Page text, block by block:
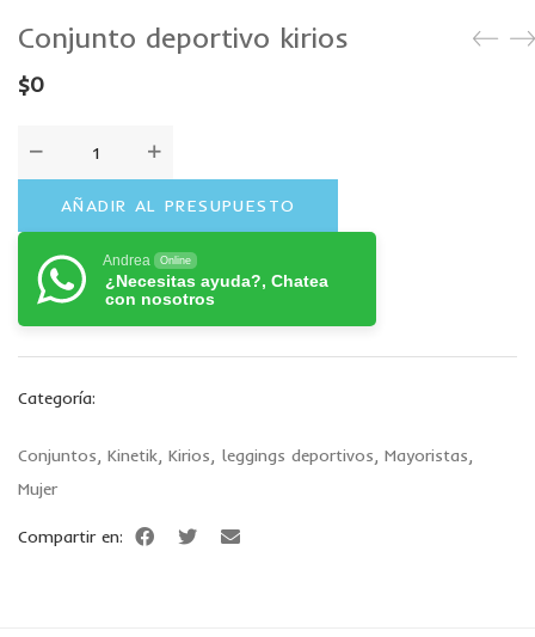
Conjunto deportivo kirios
$0
AÑADIR AL PRESUPUESTO
Andrea Online
¿Necesitas ayuda?, Chatea
con nosotros
Categoría:
Conjuntos, Kinetik, Kirios, leggings deportivos, Mayoristas,
Mujer
Compartir en: